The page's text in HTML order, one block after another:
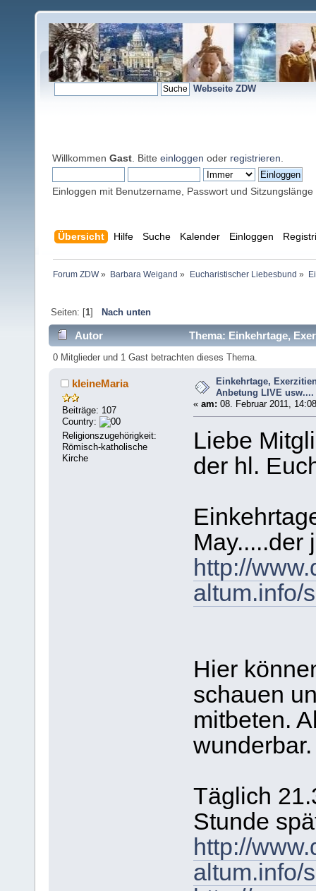
Webseite ZDW
Willkommen Gast . Bitte einloggen oder registrieren
Einloggen mit Benutzername, Passwort und Sitzungslänge
Übersicht Hilfe Suche Kalender Einloggen
Forum ZDW» Barbara Weigand » Eucharistischer Liebesbund »
Seiten: [1] Nach unten
Autor
Thema: Einkehrtage,
mal)
0 Mitglieder und 1 Gast betrachten dieses Thema.
kleineMaria
Beiträge: 107
Country:
Religionszugehörigkeit:
Römisch-katholische
Kirche
Einkehrtage,
Anbetung LIVE usw....
« am: 08. Februar 2011,
Liebe
der hl.
May.....der
http://
altum.info/
Hier
schauen
mitbeten.
wunderbar.
Täglich
Stunde
http://
altum.info/